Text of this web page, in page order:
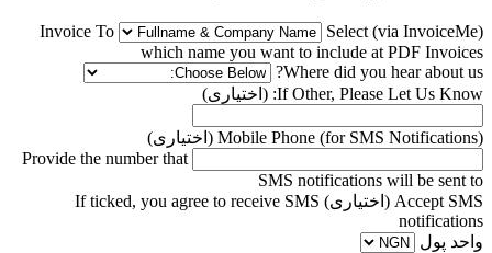
(via InvoiceMe) Invoice To
Select
which name you want to include at PDF Invoices
Where did you hear about us?
If Other, Please Let Us Know: (اختیاری)
Mobile Phone (for SMS Notifications) (اختیاری)
Provide the number that
SMS notifications will be sent to
Accept SMS (اختیاری)
If ticked, you agree to receive SMS
notifications
واحد پول